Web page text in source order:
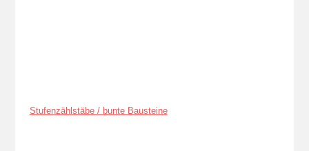
Stufenzählstäbe / bunte Bausteine